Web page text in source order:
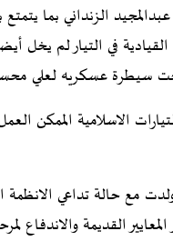
الزنداني بما
في التيار لم يخل
سيطرة عسكريه لعلي
الاسلامية الممكن
مع حالة تداعي الانظمة
القديمة والاندفاع